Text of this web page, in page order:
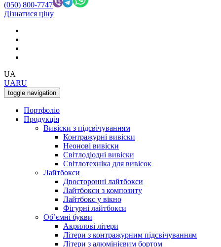
(050) 800-7747
Дізнатися ціну
UA
UARU
toggle navigation
Портфоліо
Продукція
Вивіски з підсвічуванням
Контражурні вивіски
Неонові вивіски
Світлодіодні вивіски
Світлотехніка для вивісок
Лайтбокси
Двосторонні лайтбокси
Лайтбокси з композиту
Лайтбокс у вікно
Фігурні лайтбокси
Об’ємні букви
Акрилові літери
Літери з контражурним підсвічуванням
Літери з алюмінієвим бортом